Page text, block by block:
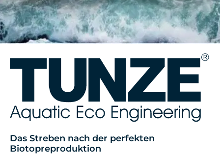
Das Streben nach der perfekten
Biotopreproduktion